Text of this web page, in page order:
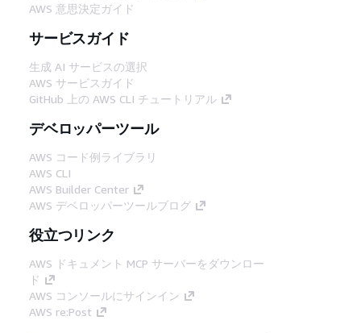
AWS 意思決定ガイド
サービスガイド
生成 AI サービスの選択
AWS サービスガイド
GitHub 上の AWS CLI チュートリアル
デベロッパーツール
AWS コード例ライブラリ
AWS CLI
AWS Builder Center
AWS デベロッパーツールブログ
役立つリンク
AWS ドキュメント MCP サーバーをダウンロー
ド
AWS コンソールにサインイン
AWS re:Post